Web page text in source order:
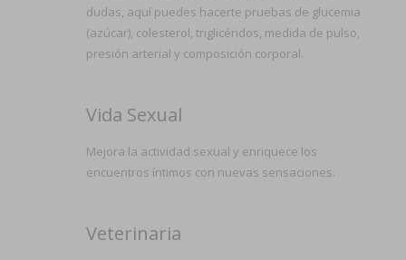
dudas, aquí puedes hacerte pruebas de glucemia
(azúcar), colesterol, triglicéridos, medida de pulso,
presión arterial y composición corporal.
Vida Sexual
Mejora la actividad sexual y enriquece los
encuentros íntimos con nuevas sensaciones.
Veterinaria